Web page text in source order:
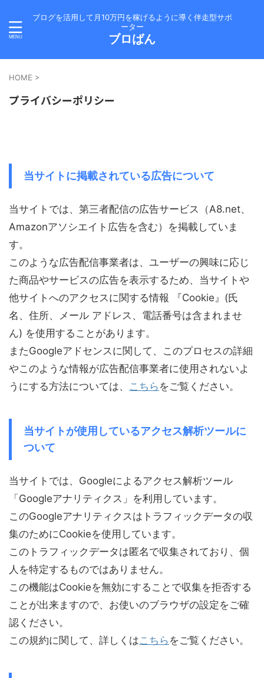
ブログを活用して月10万円を稼げるように導く伴走型サポ
ーター
ブロばん
HOME >
プライバシーポリシー
当サイトに掲載されている広告について
当サイトでは、第三者配信の広告サービス（A8.net、
Amazonアソシエイト広告を含む）を掲載していま
す。
このような広告配信事業者は、ユーザーの興味に応じ
た商品やサービスの広告を表示するため、当サイトや
他サイトへのアクセスに関する情報 『Cookie』(氏
名、住所、メール アドレス、電話番号は含まれませ
ん) を使用することがあります。
またGoogleアドセンスに関して、このプロセスの詳細
やこのような情報が広告配信事業者に使用されないよ
うにする方法については、 こちら をご覧ください。
当サイトが使用しているアクセス解析ツールに
ついて
当サイトでは、Googleによるアクセス解析ツール
「Googleアナリティクス」を利用しています。
このGoogleアナリティクスはトラフィックデータの収
集のためにCookieを使用しています。
このトラフィックデータは匿名で収集されており、個
人を特定するものではありません。
この機能はCookieを無効にすることで収集を拒否する
ことが出来ますので、お使いのブラウザの設定をご確
認ください。
この規約に関して、詳しくはこちら をご覧ください。